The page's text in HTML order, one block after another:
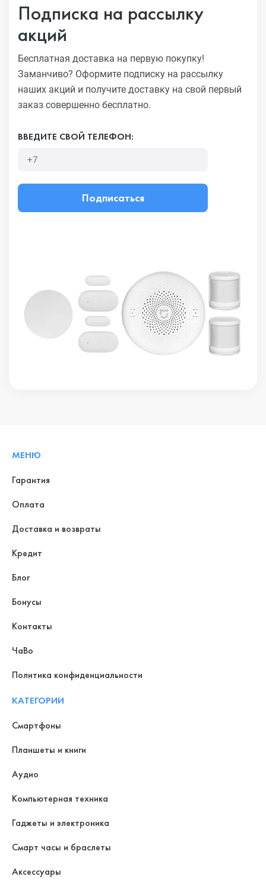
Подписка на рассылку
акций
Бесплатная доставка на первую покупку!
Заманчиво? Оформите подписку на рассылку
наших акций и получите доставку на свой первый
заказ совершенно бесплатно.
ВВЕДИТЕ СВОЙ ТЕЛЕФОН:
Подписаться
МЕНЮ
Гарантия
Оплата
Доставка и возвраты
Кредит
Блог
Бонусы
Контакты
ЧаВо
Политика конфиденциальности
КАТЕГОРИИ
Смартфоны
Планшеты и книги
Аудио
Компьютерная техника
Гаджеты и электроника
Смарт часы и браслеты
Аксессуары